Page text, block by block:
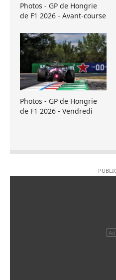
Photos - GP de Hongrie
de F1 2026 - Avant-course
Photos - GP de Hongrie
de F1 2026 - Vendredi